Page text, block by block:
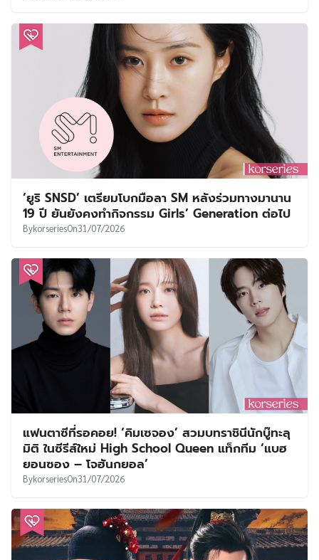
‘ยูริ SNSD’ เตรียมโบกมือลา SM หลังร่วมทางมานาน
19 ปี ยันยังคงทำกิจกรรม Girls’ Generation ต่อไป
BykorseriesOn31/07/2026
แฟนตาซีที่รอคอย! ‘คิมเซจอง’ สวมบทราชินีนักบู๊ทะลุ
มิติ ในซีรีส์ใหม่ High School Queen แท็กทีม ‘แบฮ
ยอนซอง – โจฮันกยอล’
BykorseriesOn31/07/2026